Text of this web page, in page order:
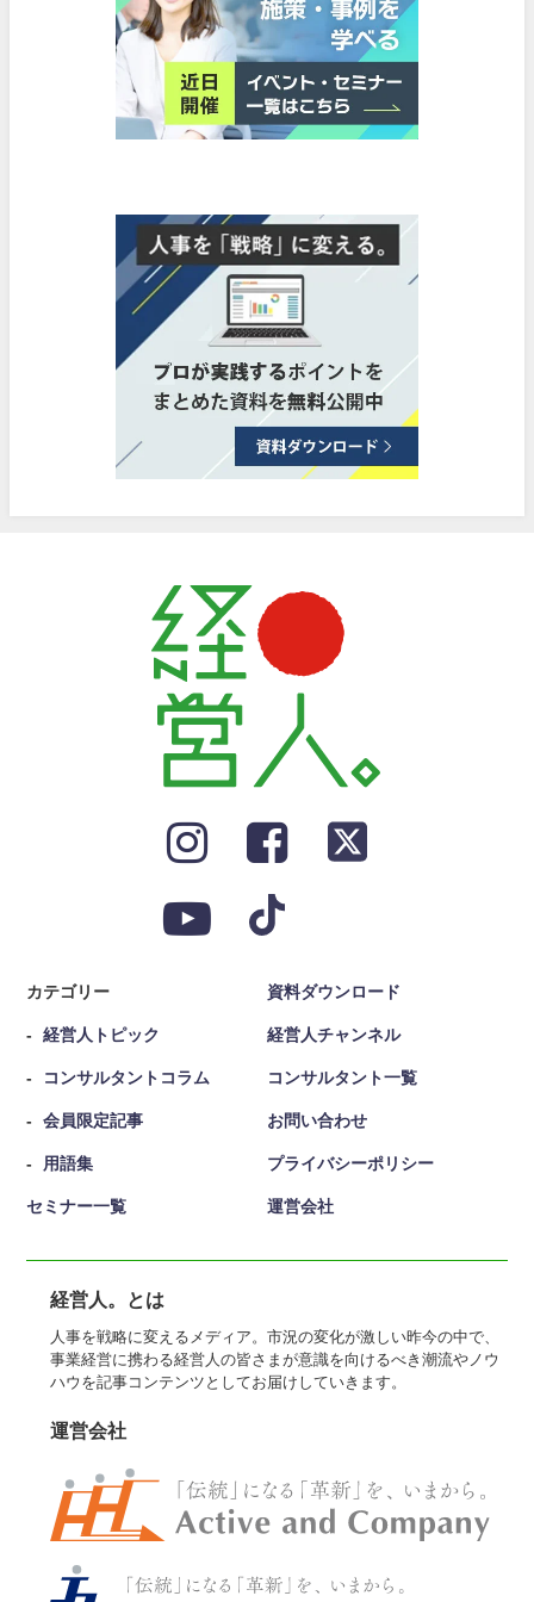
カテゴリー
経営人トピック
コンサルタントコラム
会員限定記事
用語集
セミナー一覧
資料ダウンロード
経営人チャンネル
コンサルタント一覧
お問い合わせ
プライバシーポリシー
運営会社
経営人。とは
人事を戦略に変えるメディア。市況の変化が激しい昨今の中で、
事業経営に携わる経営人の皆さまが意識を向けるべき潮流やノウ
ハウを記事コンテンツとしてお届けしていきます。
運営会社